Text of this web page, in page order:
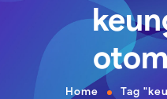
Home Tag